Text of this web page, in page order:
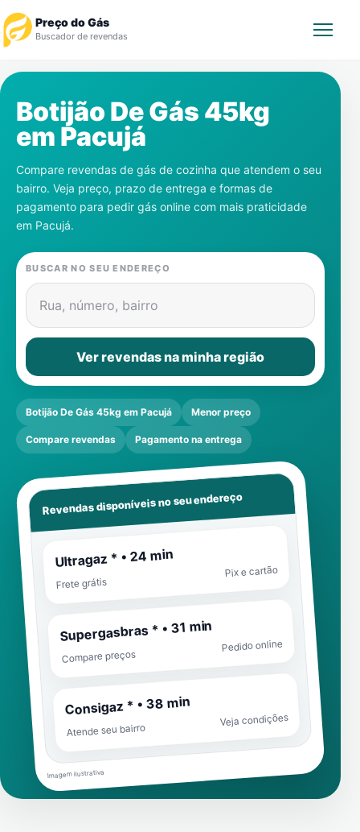
Preço do Gás
Buscador de revendas
Revendedor
Notícias
Cadastre-se
Gás
Contatos
Botijão De Gás 45kg
em Pacujá
Compare revendas de gás de cozinha que atendem o seu
bairro. Veja preço, prazo de entrega e formas de
pagamento para pedir gás online com mais praticidade
em Pacujá.
BUSCAR NO SEU ENDEREÇO
Rua, número, bairro
Ver revendas na minha região
Botijão De Gás 45kg em Pacujá Menor preço
Compare revendas Pagamento na entrega
Revendas disponíveis no seu endereço
Ultragaz * • 24 min
Frete grátis
Pix e cartão
Supergasbras * • 31 min
Compare preços
Pedido online
Consigaz * • 38 min
Atende seu bairro
Veja condições
Imagem ilustrativa